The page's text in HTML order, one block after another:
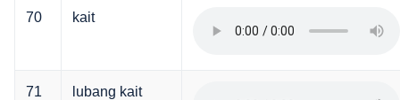
70 kait
71 lubang kait